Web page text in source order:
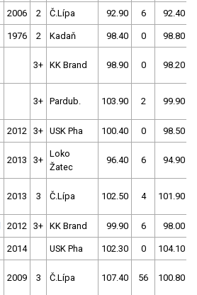
2006 2 Č.Lípa 92.90 6 92.40
1976 2 Kadaň 98.40 0 98.80
3+ KK Brand 98.90 0 98.20
3+ Pardub. 103.90 2 99.90
2012 3+ USK Pha 100.40 0 98.50
2013 3+
Loko
Žatec
96.40 6 94.90
2013 3 Č.Lípa 102.50 4 101.90
2012 3+ KK Brand 99.90 6 98.00
2014 USK Pha 102.30 0 104.10
2009 3 Č.Lípa 107.40 56 100.80